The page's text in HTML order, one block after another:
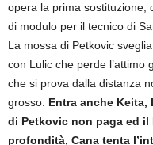
opera la prima sostituzione,
di modulo per il tecnico di
La mossa di Petkovic
con Lulic che perde l’attimo
che si prova dalla distanza
grosso. Entra anche Keita,
di Petkovic non paga ed
profondità, Cana tenta